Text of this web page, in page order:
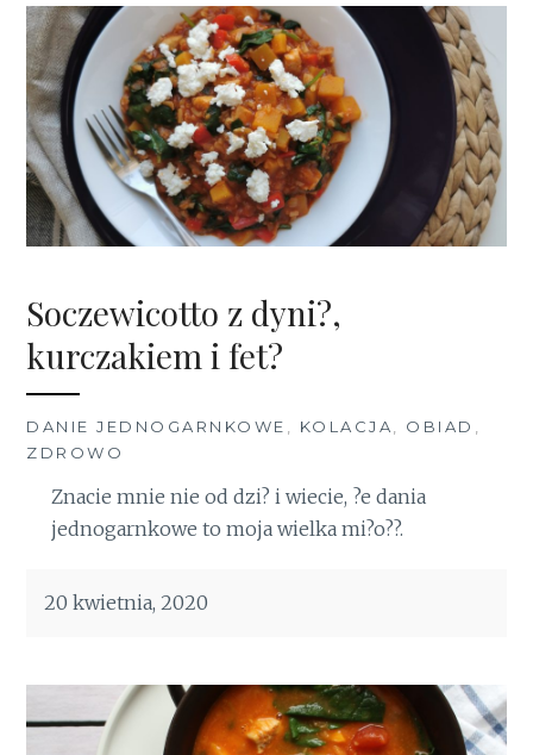
Soczewicotto z dyni?,
kurczakiem i fet?
DANIE JEDNOGARNKOWE KOLACJA OBIAD
ZDROWO
Znacie mnie nie od dzi? i wiecie, ?e dania
jednogarnkowe to moja wielka mi?o??.
20 kwietnia, 2020